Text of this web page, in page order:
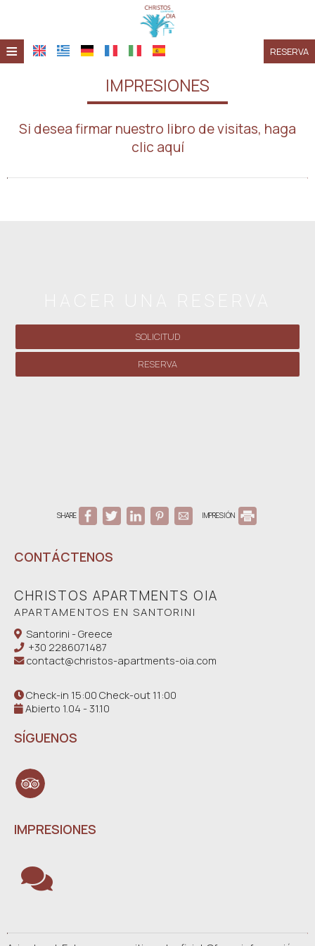
≡ RESERVA
ALOJAMIENTO
IMPRESIONES
Si desea firmar nuestro libro de visitas, haga
clic aquí
SOLICITUD
RESERVA
SHARE IMPRESIÓN
CONTÁCTENOS
CHRISTOS APARTMENTS OIA
APARTAMENTOS EN SANTORINI
Santorini - Greece
+30 2286071487
contact@christos-apartments-oia.com
Check-in 15:00 Check-out 11:00
Abierto 1.04 - 31.10
SÍGUENOS
IMPRESIONES